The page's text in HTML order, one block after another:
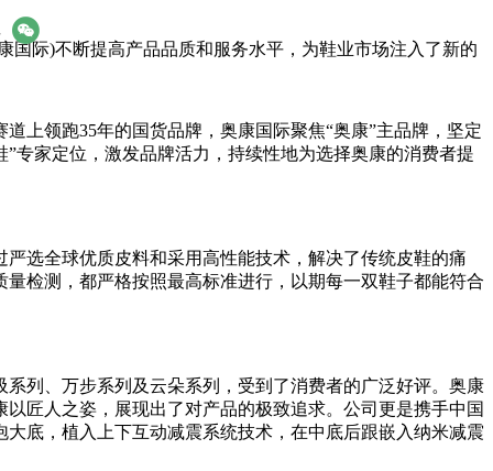
国际)不断提高产品品质和服务水平，为鞋业市场注入了新的
上领跑35年的国货品牌，奥康国际聚焦“奥康”主品牌，坚定
专家定位，激发品牌活力，持续性地为选择奥康的消费者提
严选全球优质皮料和采用高性能技术，解决了传统皮鞋的痛
检测，都严格按照最高标准进行，以期每一双鞋子都能符合
列、万步系列及云朵系列，受到了消费者的广泛好评。奥康
匠人之姿，展现出了对产品的极致追求。公司更是携手中国
大底，植入上下互动减震系统技术，在中底后跟嵌入纳米减震